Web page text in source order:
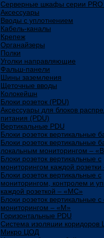
Серверные шкафы серии
Аксессуары
Вводы с уплотнением
Кабель-каналы
Крепеж
Органайзеры
Полки
Уголки направляющие
Фальш-панели
Шины заземления
Щеточные вводы
Колокейшн
Блоки розеток (PDU)
Аксессуары для блоков
питания (PDU)
Вертикальные PDU
Блоки розеток вертикальные
Блоки розеток вертикальные
локальным мониторингом –
Блоки розеток вертикальные с
мониторингом каждой
Блоки розеток вертикальные с
мониторингом, контролем и
каждой розеткой – «МС»
Блоки розеток вертикальные
мониторингом – «М»
Горизонтальные PDU
Система изоляции коридоров
Микро ЦОД